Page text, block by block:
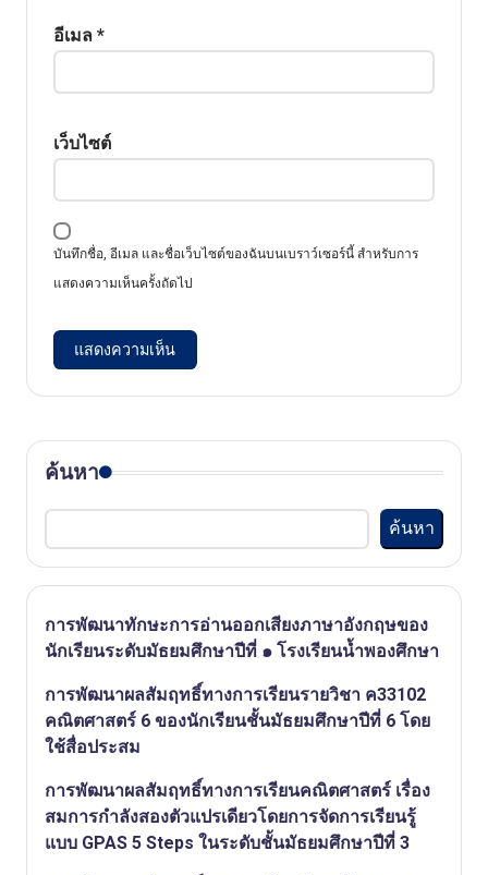
อีเมล *
เว็บไซต์
บันทึกชื่อ, อีเมล และชื่อเว็บไซต์ของฉันบนเบราว์เซอร์นี้ สำหรับการ
แสดงความเห็นครั้งถัดไป
ค้นหา
ค้นหา
การพัฒนาทักษะการอ่านออกเสียงภาษาอังกฤษของ
นักเรียนระดับมัธยมศึกษาปีที่ ๑ โรงเรียนน้ำพองศึกษา
การพัฒนาผลสัมฤทธิ์ทางการเรียนรายวิชา ค33102
คณิตศาสตร์ 6 ของนักเรียนชั้นมัธยมศึกษาปีที่ 6 โดย
ใช้สื่อประสม
การพัฒนาผลสัมฤทธิ์ทางการเรียนคณิตศาสตร์ เรื่อง
สมการกําลังสองตัวแปรเดียวโดยการจัดการเรียนรู้
แบบ GPAS 5 Steps ในระดับชั้นมัธยมศึกษาปีที่ 3